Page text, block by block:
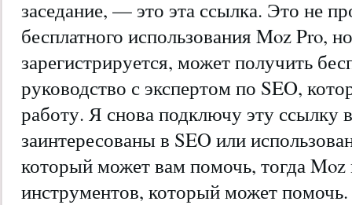
заседание, — это эта ссылка. Это не
бесплатного использования Moz Pro,
зарегистрируется, может получить
руководство с экспертом по SEO,
работу. Я снова подключу эту ссылку
заинтересованы в SEO или
который может вам помочь, тогда
инструментов, который может помочь.